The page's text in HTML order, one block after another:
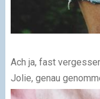
Ach ja, fast
Jolie, genau